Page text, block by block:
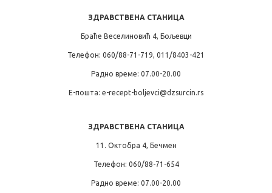
ЗДРАВСТВЕНА СТАНИЦА
Браће Веселиновић 4, Бољевци
Телефон: 060/88-71-719, 011/8403-421
Радно време: 07.00-20.00
Е-пошта: e-recept-boljevci@dzsurcin.rs
ЗДРАВСТВЕНА СТАНИЦА
11. Октобра 4, Бечмен
Телефон: 060/88-71-654
Радно време: 07.00-20.00